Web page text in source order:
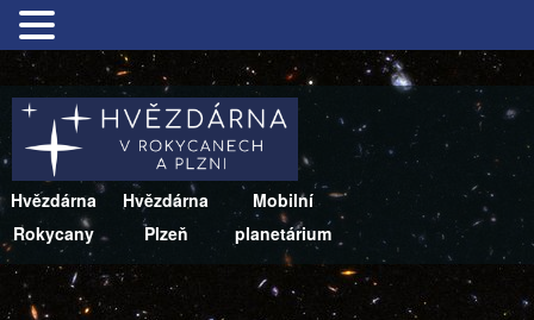
Hvězdárna
Rokycany
Hvězdárna
Plzeň
Mobilní
planetárium